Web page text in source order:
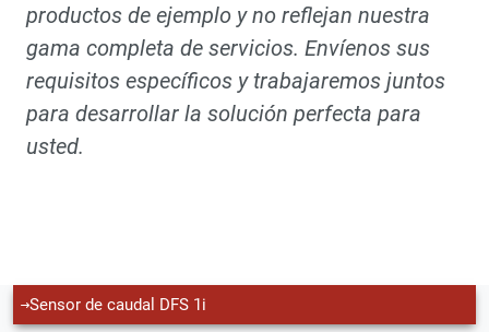
productos de ejemplo y no reflejan nuestra
gama completa de servicios. Envíenos sus
requisitos específicos y trabajaremos juntos
para desarrollar la solución perfecta para
usted.
Sensor de caudal DFS 1i